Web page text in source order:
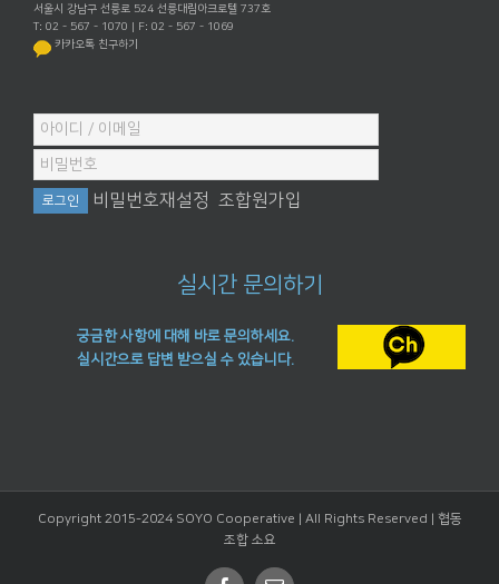
서울시 강남구 선릉로 524 선릉대림아크로텔 737호
T: 02 - 567 - 1070 | F: 02 - 567 - 1069
카카오톡 친구하기
비밀번호재설정 조합원가입
실시간 문의하기
궁금한 사항에 대해 바로 문의하세요.
실시간으로 답변 받으실 수 있습니다.
Copyright 2015-2024 SOYO Cooperative | All Rights Reserved | 협동
조합 소요